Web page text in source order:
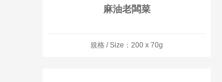
麻油老闆菜
規格 / Size：200 x 70g